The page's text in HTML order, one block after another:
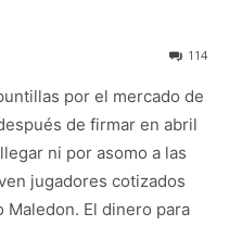
114
por el mercado de
de firmar en abril
ni por asomo a las
jugadores cotizados
El dinero para